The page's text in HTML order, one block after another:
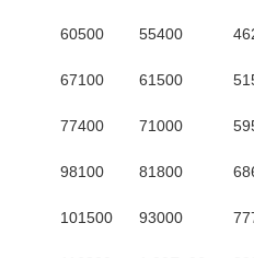
60500 55400
67100 61500
77400 71000
98100 81800
101500 93000